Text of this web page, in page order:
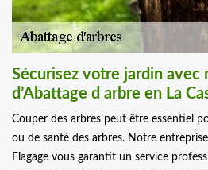
Sécurisez votre jardin avec
d’Abattage d arbre en La
Couper des arbres peut être essentiel
ou de santé des arbres. Notre
Elagage vous garantit un service